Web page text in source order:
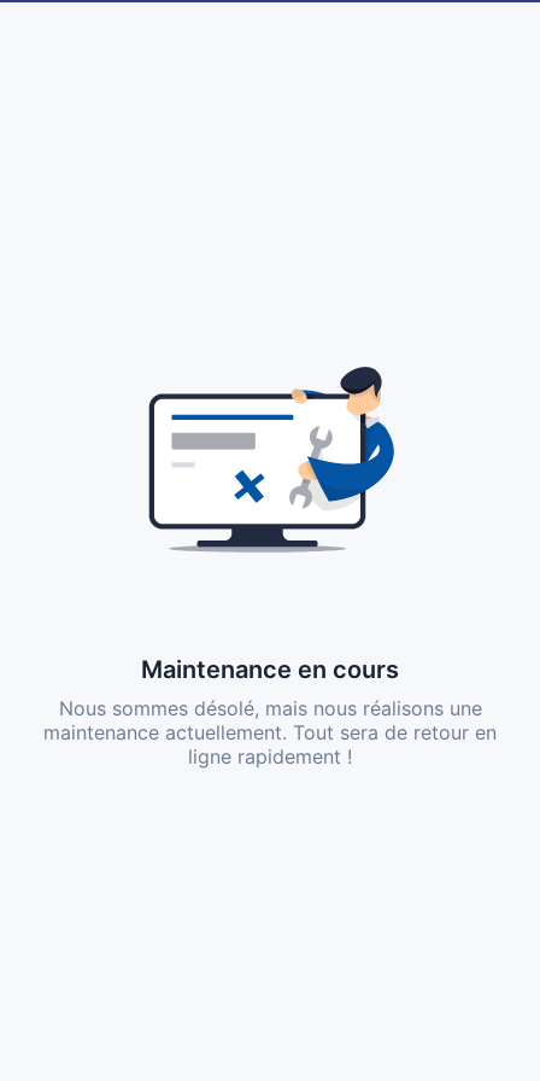
Maintenance en cours
Nous sommes désolé, mais nous réalisons une
maintenance actuellement. Tout sera de retour en
ligne rapidement !